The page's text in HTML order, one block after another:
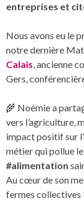
entreprises et
Nous avons eu le
notre dernière
Calais, ancienne
Gers,
🌾 Noémie a
vers l’agriculture,
impact positif sur
métier qui pollue
#alimentation
Au cœur de son
fermes collectives